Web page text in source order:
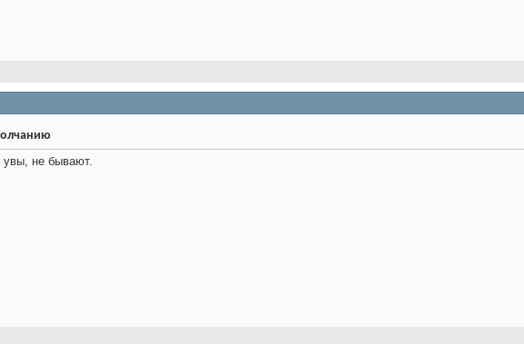
увы, не бывают.